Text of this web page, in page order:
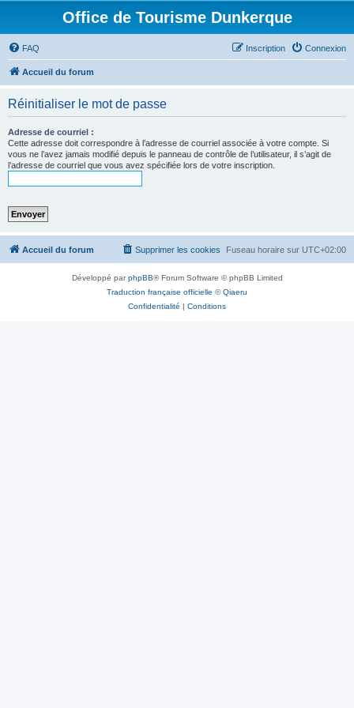
Office de Tourisme Dunkerque
FAQ Connexion
Inscription
Accueil du forum
Réinitialiser le mot de passe
Adresse de courriel :
Cette adresse doit correspondre à l’adresse de courriel associée à votre compte. Si
vous ne l’avez jamais modifié depuis le panneau de contrôle de l’utilisateur, il s’agit de
l’adresse de courriel que vous avez spécifiée lors de votre inscription.
Accueil du forum Fuseau horaire sur UTC+02:00
Supprimer les cookies
Développé parphpBB® Forum Software © phpBB Limited
Traduction française officielle ©Qiaeru
Confidentialité | Conditions